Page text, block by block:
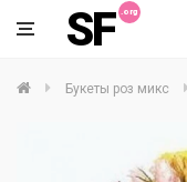
SF
Букеты роз микс